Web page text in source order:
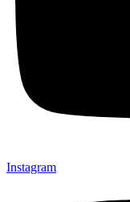
Instagram